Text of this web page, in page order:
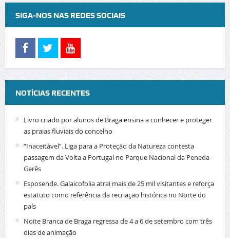
SIGA-NOS NAS REDES SOCIAIS
NOTÍCIAS RECENTES
Livro criado por alunos de Braga ensina a conhecer e proteger
as praias fluviais do concelho
“Inaceitável”. Liga para a Proteção da Natureza contesta
passagem da Volta a Portugal no Parque Nacional da Peneda-
Gerês
Esposende. Galaicofolia atrai mais de 25 mil visitantes e reforça
estatuto como referência da recriação histórica no Norte do
país
Noite Branca de Braga regressa de 4 a 6 de setembro com três
dias de animação